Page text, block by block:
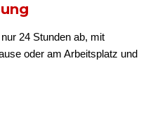
24 Stunden ab, mit
oder am Arbeitsplatz und